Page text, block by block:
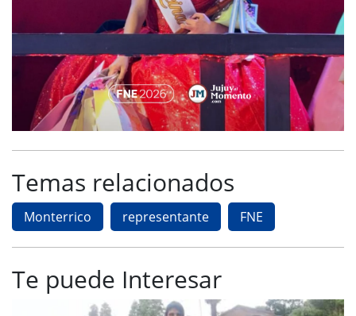
Temas relacionados
Monterrico representante FNE
Te puede Interesar